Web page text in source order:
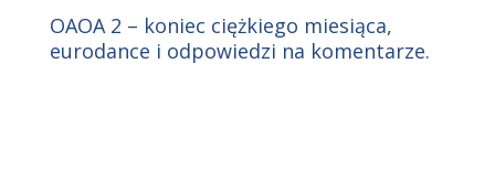
OAOA 2 – koniec ciężkiego miesiąca,
eurodance i odpowiedzi na komentarze.